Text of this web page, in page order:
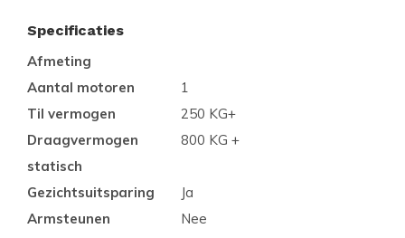
Specificaties
Afmeting
Aantal motoren
1
Til vermogen
250 KG+
Draagvermogen
statisch
800 KG +
Gezichtsuitsparing
Ja
Armsteunen
Nee